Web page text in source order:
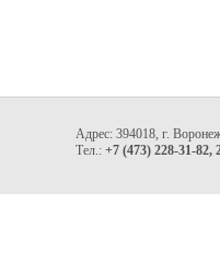
Адрес: 394018, г.
Тел.: +7 (473) 228-31-82,